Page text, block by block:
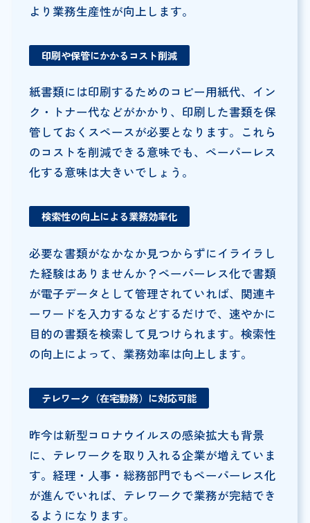
より業務生産性が向上します。
印刷や保管にかかるコスト削減
紙書類には印刷するためのコピー用紙代、イン
ク・トナー代などがかかり、印刷した書類を保
管しておくスペースが必要となります。これら
のコストを削減できる意味でも、ペーパーレス
化する意味は大きいでしょう。
検索性の向上による業務効率化
必要な書類がなかなか見つからずにイライラし
た経験はありませんか？ペーパーレス化で書類
が電子データとして管理されていれば、関連キ
ーワードを入力するなどするだけで、速やかに
目的の書類を検索して見つけられます。検索性
の向上によって、業務効率は向上します。
テレワーク（在宅勤務）に対応可能
昨今は新型コロナウイルスの感染拡大も背景
に、テレワークを取り入れる企業が増えていま
す。経理・人事・総務部門でもペーパーレス化
が進んでいれば、テレワークで業務が完結でき
るようになります。